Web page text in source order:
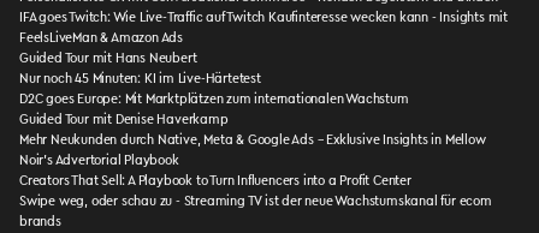
IFA goes Twitch: Wie Live-Traffic auf Twitch Kaufinteresse wecken kann - Insights mit
FeelsLiveMan & Amazon Ads
Guided Tour mit Hans Neubert
Nur noch 45 Minuten: KI im Live-Härtetest
D2C goes Europe: Mit Marktplätzen zum internationalen Wachstum
Guided Tour mit Denise Haverkamp
Mehr Neukunden durch Native, Meta & Google Ads – Exklusive Insights in Mellow
Noir’s Advertorial Playbook
Creators That Sell: A Playbook to Turn Influencers into a Profit Center
Swipe weg, oder schau zu - Streaming TV ist der neue Wachstumskanal für ecom
brands